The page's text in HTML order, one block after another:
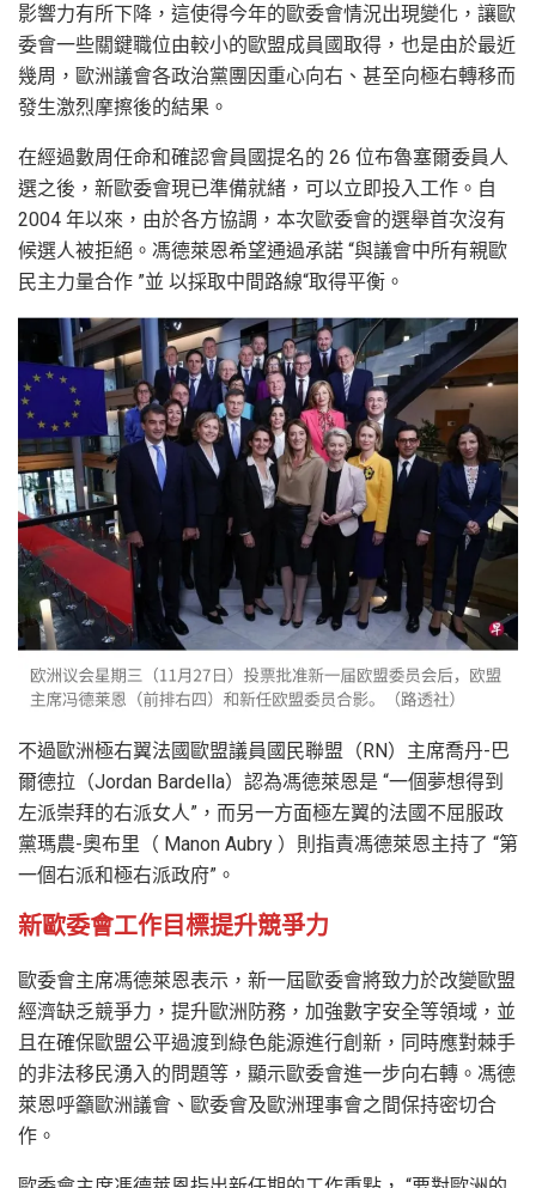
影響力有所下降，這使得今年的歐委會情況出現變化，讓歐
委會一些關鍵職位由較小的歐盟成員國取得，也是由於最近
幾周，歐洲議會各政治黨團因重心向右、甚至向極右轉移而
發生激烈摩擦後的結果。
在經過數周任命和確認會員國提名的 26 位布魯塞爾委員人
選之後，新歐委會現已準備就緒，可以立即投入工作。自
2004 年以來，由於各方協調，本次歐委會的選舉首次沒有
候選人被拒絕。馮德萊恩希望通過承諾 “與議會中所有親歐
民主力量合作 ”並 以採取中間路線“取得平衡。
不過歐洲極右翼法國歐盟議員國民聯盟（RN）主席喬丹-巴
爾德拉（Jordan Bardella）認為馮德萊恩是 “一個夢想得到
左派崇拜的右派女人”，而另一方面極左翼的法國不屈服政
黨瑪農-奧布里（ Manon Aubry ）則指責馮德萊恩主持了 “第
一個右派和極右派政府”。
新歐委會工作目標提升競爭力
歐委會主席馮德萊恩表示，新一屆歐委會將致力於改變歐盟
經濟缺乏競爭力，提升歐洲防務，加強數字安全等領域，並
且在確保歐盟公平過渡到綠色能源進行創新，同時應對棘手
的非法移民湧入的問題等，顯示歐委會進一步向右轉。馮德
萊恩呼籲歐洲議會、歐委會及歐洲理事會之間保持密切合
作。